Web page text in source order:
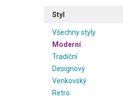
Styl
Všechny styly
Moderní
Tradiční
Designový
Venkovský
Retro